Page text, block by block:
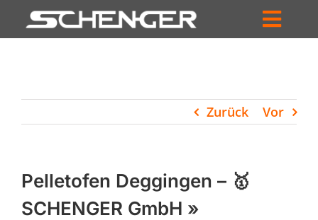
Inhalt
HÄNDLERSUCHE
UNTERNEHMEN
Zurück Vor
Pelletofen Deggingen – 🥇
SCHENGER GmbH »